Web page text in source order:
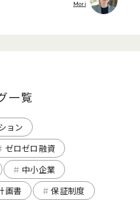
Mori
一覧
ョン
ゼロゼロ融資
中小企業
画書
保証制度